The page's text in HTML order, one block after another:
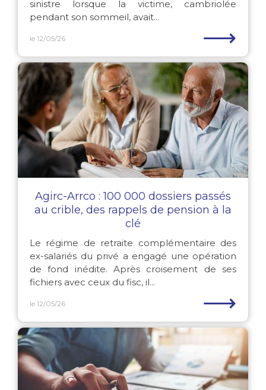
sinistre lorsque la victime, cambriolée
pendant son sommeil, avait...
le 12/05/26 ⟶
Agirc-Arrco : 100 000 dossiers passés
au crible, des rappels de pension à la
clé
Le régime de retraite complémentaire des
ex-salariés du privé a engagé une opération
de fond inédite. Après croisement de ses
fichiers avec ceux du fisc, il...
le 12/05/26 ⟶